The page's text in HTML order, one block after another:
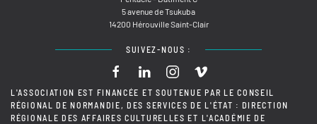
5 avenue de Tsukuba
14200 Hérouville Saint-Clair
SUIVEZ-NOUS :
L'ASSOCIATION EST FINANCÉE ET SOUTENUE PAR LE CONSEIL
RÉGIONAL DE NORMANDIE, DES SERVICES DE L'ÉTAT : DIRECTION
RÉGIONALE DES AFFAIRES CULTURELLES ET L'ACADÉMIE DE